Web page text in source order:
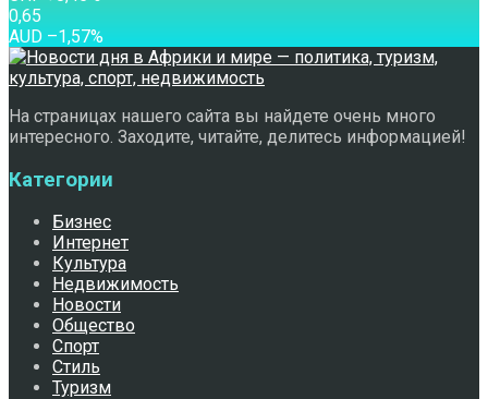
0,65
AUD –1,57%
На страницах нашего сайта вы найдете очень много
интересного. Заходите, читайте, делитесь информацией!
Категории
Бизнес
Интернет
Культура
Недвижимость
Новости
Общество
Спорт
Стиль
Туризм